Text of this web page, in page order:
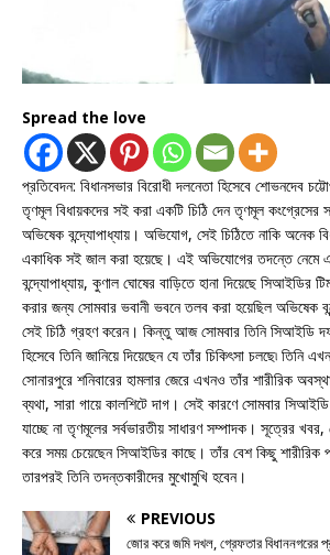
Spread the love
প্রতিবেদন: বিধানসভার বিরোধী দলনেতা হিসেবে শোভনদেব
তৃণমূল বিধায়কদের সই করা একটি চিঠি দেন তৃণমূল কংগ্রেসের
অভিষেক বন্দ্যোপাধ্যায়। অভিযোগ, সেই চিঠিতে নাকি অনেক
একাধিক সই জাল করা হয়েছে। এই অভিযোগের তদন্তে নেমে
বন্দ্যোপাধ্যায়, কুণাল ঘোষের বাড়িতে হানা দিয়েছে সিআইডির
করার জন্য সোমবার ভবানী ভবনে তলব করা হয়েছিল অভিষেক
সেই চিঠি গ্রহণ করেন। কিন্তু আজ সোমবার তিনি সিআইডি
হিসেবে তিনি জানিয়ে দিয়েছেন যে তাঁর চিকিৎসা চলছে৷ তিনি
সোনারপুরে শনিবারের হামলার জেরে এখনও তাঁর শারীরিক
ব্যথা, সারা গায়ে কালশিটে দাগ। সেই কারণে সোমবার
যাচ্ছে না তৃণমূলের সর্বভারতীয় সাধারণ সম্পাদক। সূত্রের খবর,
করে সময় চেয়েছেন সিআইডির কাছে। তাঁর বেশ কিছু শারীরিক
তারপরই তিনি তদন্তকারীদের মুখোমুখি হবেন।
PREVIOUS
জোর করে জমি দখল, গ্রেফতার বিধাননগরের